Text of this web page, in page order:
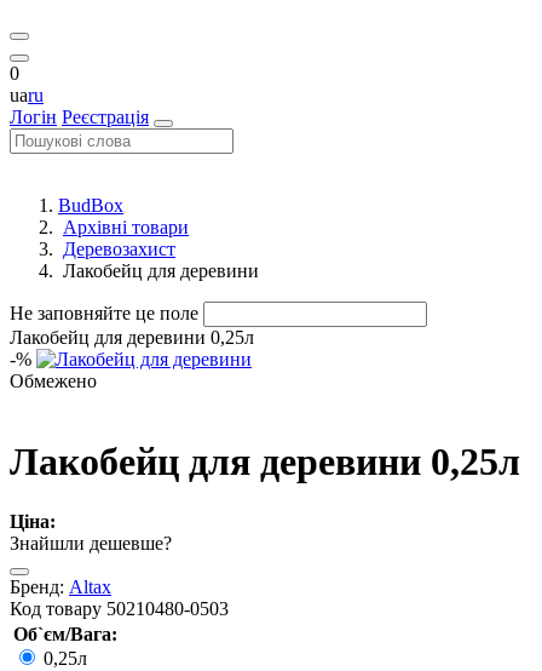
0
uaru
Логін Реєстрація
BudBox
Архівні товари
Деревозахист
Лакобейц для деревини
Не заповняйте це поле
Лакобейц для деревини 0,25л
-%
Обмежено
Лакобейц для деревини 0,25л
Ціна:
Знайшли дешевше?
Бренд: Altax
Код товару 50210480-0503
Об`єм/Вага:
0,25л